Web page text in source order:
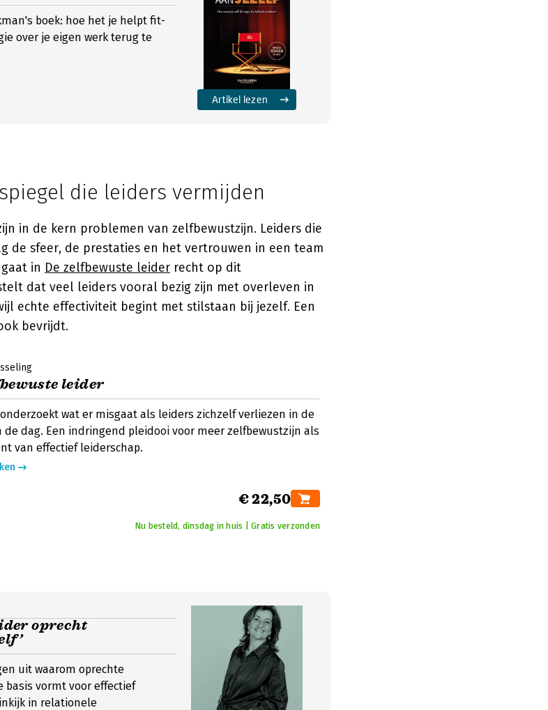
boek: hoe het je helpt fit-
over je eigen werk terug te
Artikel lezen
die leiders vermijden
in de kern problemen van zelfbewustzijn. Leiders die
de sfeer, de prestaties en het vertrouwen in een team
in De zelfbewuste leider recht op dit
dat veel leiders vooral bezig zijn met overleven in
echte effectiviteit begint met stilstaan bij jezelf. Een
bevrijdt.
leider
wat er misgaat als leiders zichzelf verliezen in de
de dag. Een indringend pleidooi voor meer zelfbewustzijn als
van effectief leiderschap.
€ 22,50
Nu besteld, dinsdag in huis | Gratis verzonden
oprecht
uit waarom oprechte
basis vormt voor effectief
in relationele